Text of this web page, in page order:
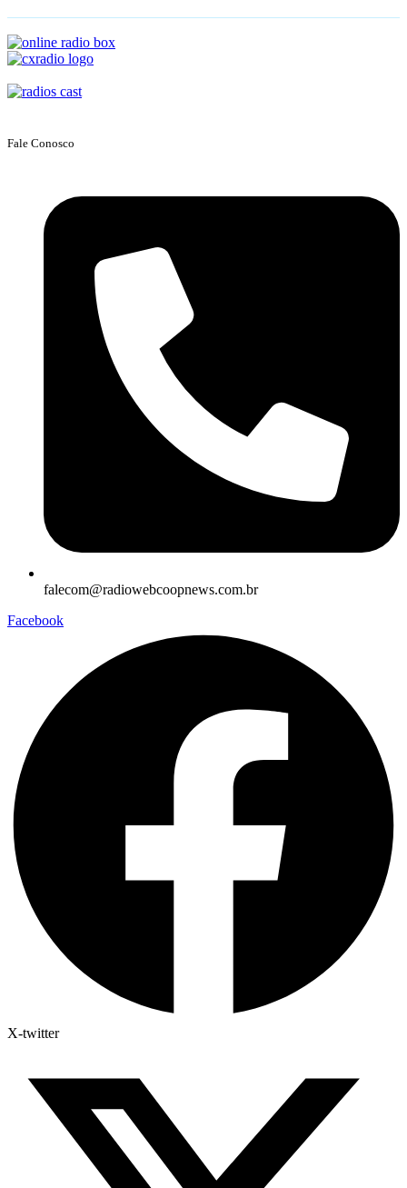
Fale Conosco
falecom@radiowebcoopnews.com.br
Facebook
X-twitter